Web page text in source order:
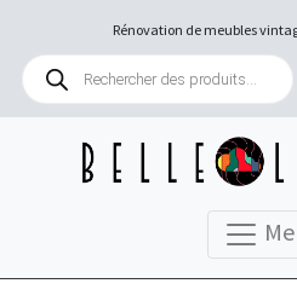
Rénovation de meubles
Recherche
produits